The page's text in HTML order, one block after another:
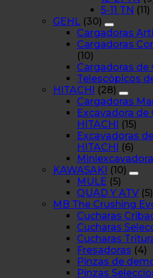
5-11 TN (11)
GEHL (30)
Cargadoras
Cargadoras
(10)
Cargadoras de
Telescópicos
HITACHI (28)
Cargadoras
Excavadora de
HITACHI (15)
Excavadoras
HITACHI (6)
KAWASAKI (10)
MULE (5)
QUAD Y ATV (5)
MB The Crushing
Cucharas
Cucharas
Cucharas
Fresadoras (4)
Pinzas de
Pinzas